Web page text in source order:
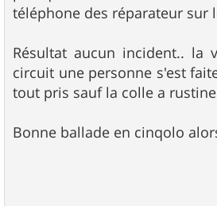
téléphone des réparateur sur
Résultat aucun incident.. la
circuit une personne s'est
tout pris sauf la colle a
Bonne ballade en cinqolo